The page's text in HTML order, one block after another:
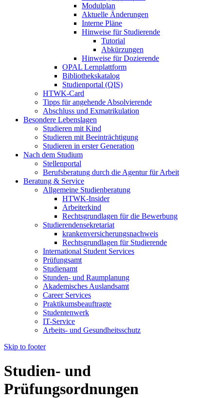
Modulplan
Aktuelle Änderungen
Interne Pläne
Hinweise für Studierende
Tutorial
Abkürzungen
Hinweise für Dozierende
OPAL Lernplattform
Bibliothekskatalog
Studienportal (QIS)
HTWK-Card
Tipps für angehende Absolvierende
Abschluss und Exmatrikulation
Besondere Lebenslagen
Studieren mit Kind
Studieren mit Beeinträchtigung
Studieren in erster Generation
Nach dem Studium
Stellenportal
Berufsberatung durch die Agentur für Arbeit
Beratung & Service
Allgemeine Studienberatung
HTWK-Insider
Arbeiterkind
Rechtsgrundlagen für die Bewerbung
Studierendensekretariat
krankenversicherungsnachweis
Rechtsgrundlagen für Studierende
International Student Services
Prüfungsamt
Studienamt
Stunden- und Raumplanung
Akademisches Auslandsamt
Career Services
Praktikumsbeauftragte
Studentenwerk
IT-Service
Arbeits- und Gesundheitsschutz
Skip to footer
Studien- und
Prüfungsordnungen